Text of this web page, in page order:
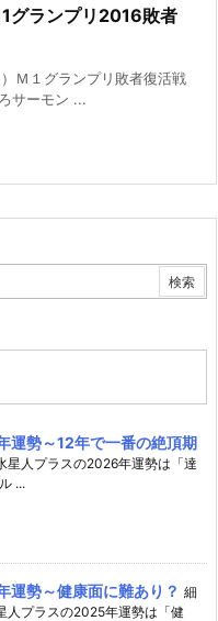
グランプリ2016敗者
Ｍ１グランプリ敗者復活戦
サーモン ...
運勢～12年で一番の絶頂期
星人プラスの2026年運勢は「達
...
勢～健康面に難あり？ 細
人プラスの2025年運勢は「健